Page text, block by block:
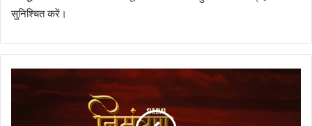
सुनिश्चित करें।
त्त